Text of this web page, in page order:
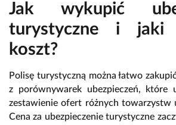
Jak wykupić
turystyczne i jaki
koszt?
Polisę turystyczną można łatwo
z porównywarek ubezpieczeń, które
zestawienie ofert różnych towarzystw
Cena za ubezpieczenie turystyczne